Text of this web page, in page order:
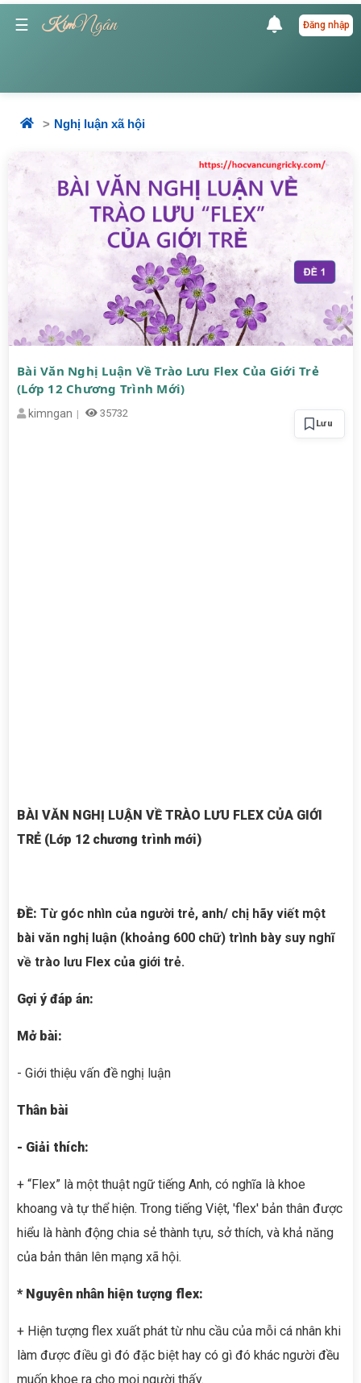
☰ KimNgân Đăng nhập
Nghị luận xã hội
Bài Văn Nghị Luận Về Trào Lưu Flex Của Giới Trẻ
(Lớp 12 Chương Trình Mới)
kimngan 35732
Lưu
BÀI VĂN NGHỊ LUẬN VỀ TRÀO LƯU FLEX CỦA GIỚI
TRẺ (Lớp 12 chương trình mới)
ĐỀ: Từ góc nhìn của người trẻ, anh/ chị hãy viết một
bài văn nghị luận (khoảng 600 chữ) trình bày suy nghĩ
về trào lưu Flex của giới trẻ.
Gợi ý đáp án:
Mở bài:
- Giới thiệu vấn đề nghị luận
Thân bài
- Giải thích:
+ “Flex” là một thuật ngữ tiếng Anh, có nghĩa là khoe
khoang và tự thể hiện. Trong tiếng Việt, 'flex' bản thân được
hiểu là hành động chia sẻ thành tựu, sở thích, và khả năng
của bản thân lên mạng xã hội.
* Nguyên nhân hiện tượng flex:
+ Hiện tượng flex xuất phát từ nhu cầu của mỗi cá nhân khi
làm được điều gì đó đặc biệt hay có gì đó khác người đều
muốn khoe ra cho mọi người thấy.